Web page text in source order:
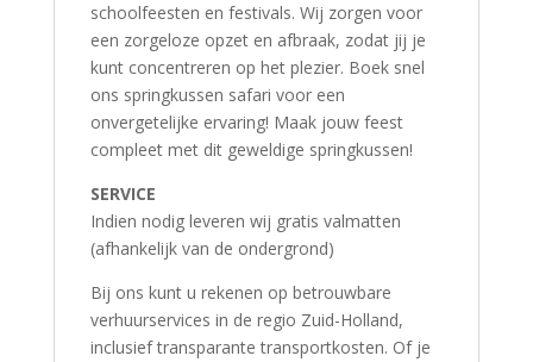
schoolfeesten en festivals. Wij zorgen voor
een zorgeloze opzet en afbraak, zodat jij je
kunt concentreren op het plezier. Boek snel
ons springkussen safari voor een
onvergetelijke ervaring! Maak jouw feest
compleet met dit geweldige springkussen!
SERVICE
Indien nodig leveren wij gratis valmatten
(afhankelijk van de ondergrond)
Bij ons kunt u rekenen op betrouwbare
verhuurservices in de regio Zuid-Holland,
inclusief transparante transportkosten. Of je